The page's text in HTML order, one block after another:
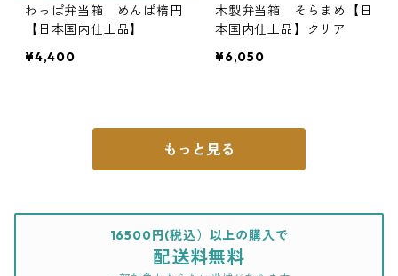
わっぱ弁当箱 めんぱ楕円
【日本国内仕上品】
¥4,400
木製弁当箱 そらまめ【日
本国内仕上品】クリア
¥6,050
もっと見る
16500円(税込）以上の購入で
配送料無料